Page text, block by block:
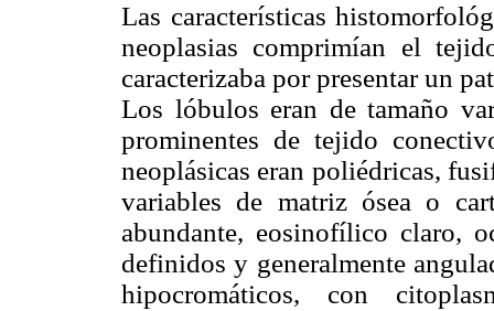
Las características
neoplasias comprimían el
caracterizaba por presentar un
Los lóbulos eran de tamaño
prominentes de tejido
neoplásicas eran poliédricas,
variables de matriz ósea o
abundante, eosinofílico claro,
definidos y generalmente
hipocromáticos, con